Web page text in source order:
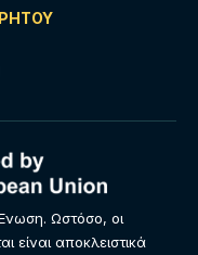
Ωστόσο, οι
είναι αποκλειστικά